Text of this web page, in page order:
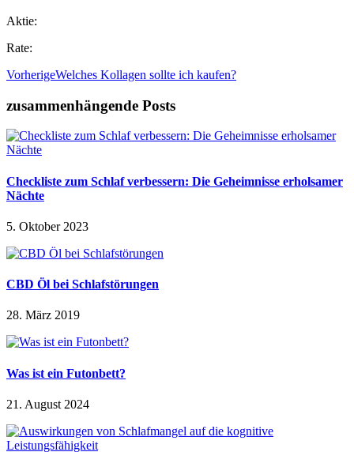
Aktie:
Rate:
VorherigeWelches Kollagen sollte ich kaufen?
zusammenhängende Posts
Checkliste zum Schlaf verbessern: Die Geheimnisse erholsamer
Nächte
5. Oktober 2023
CBD Öl bei Schlafstörungen
28. März 2019
Was ist ein Futonbett?
21. August 2024